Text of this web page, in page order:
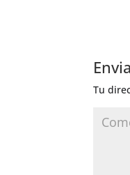
Tu